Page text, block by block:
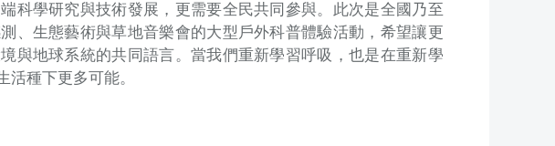
科學研究與技術發展，更需要全民共同參與。此次是全國乃至
、生態藝術與草地音樂會的大型戶外科普體驗活動，希望讓更
與地球系統的共同語言。當我們重新學習呼吸，也是在重新學
種下更多可能。